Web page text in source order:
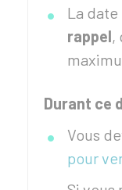
La
rappel,
Durant ce
Vous
pour